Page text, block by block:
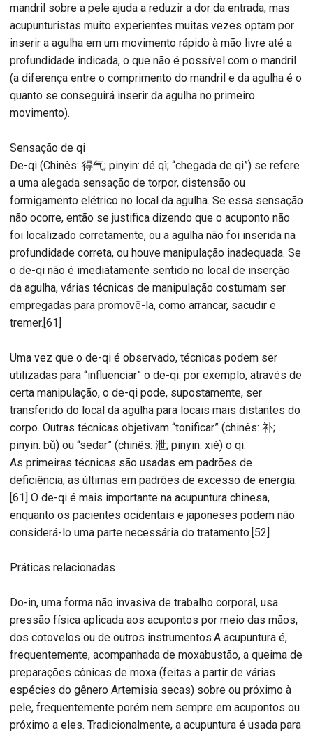
mandril sobre a pele ajuda a reduzir a dor da entrada, mas
acupunturistas muito experientes muitas vezes optam por
inserir a agulha em um movimento rápido à mão livre até a
profundidade indicada, o que não é possível com o mandril
(a diferença entre o comprimento do mandril e da agulha é o
quanto se conseguirá inserir da agulha no primeiro
movimento).
Sensação de qi
De-qi (Chinês: 得气; pinyin: dé qì; “chegada de qi”) se refere
a uma alegada sensação de torpor, distensão ou
formigamento elétrico no local da agulha. Se essa sensação
não ocorre, então se justifica dizendo que o acuponto não
foi localizado corretamente, ou a agulha não foi inserida na
profundidade correta, ou houve manipulação inadequada. Se
o de-qi não é imediatamente sentido no local de inserção
da agulha, várias técnicas de manipulação costumam ser
empregadas para promovê-la, como arrancar, sacudir e
tremer.[61]
Uma vez que o de-qi é observado, técnicas podem ser
utilizadas para “influenciar” o de-qi: por exemplo, através de
certa manipulação, o de-qi pode, supostamente, ser
transferido do local da agulha para locais mais distantes do
corpo. Outras técnicas objetivam “tonificar” (chinês: 补;
pinyin: bǔ) ou “sedar” (chinês: 泄; pinyin: xiè) o qi.
As primeiras técnicas são usadas em padrões de
deficiência, as últimas em padrões de excesso de energia.
[61] O de-qi é mais importante na acupuntura chinesa,
enquanto os pacientes ocidentais e japoneses podem não
considerá-lo uma parte necessária do tratamento.[52]
Práticas relacionadas
Do-in, uma forma não invasiva de trabalho corporal, usa
pressão física aplicada aos acupontos por meio das mãos,
dos cotovelos ou de outros instrumentos.A acupuntura é,
frequentemente, acompanhada de moxabustão, a queima de
preparações cônicas de moxa (feitas a partir de várias
espécies do gênero Artemisia secas) sobre ou próximo à
pele, frequentemente porém nem sempre em acupontos ou
próximo a eles. Tradicionalmente, a acupuntura é usada para